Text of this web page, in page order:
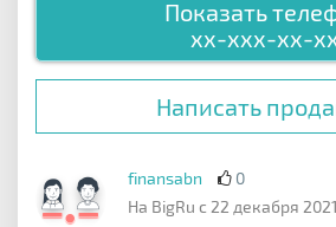
Показать
xx-xxx-xx-
Написать
finansabn
0
На BigRu с 22 декабря 2021